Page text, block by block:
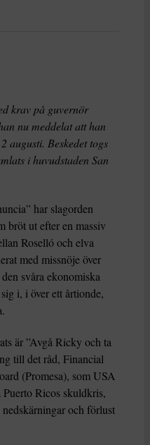
krav på guvernör
nu meddelat att han
augusti. Beskedet togs
i huvudstaden San
har slagorden
bröt ut efter en massiv
Roselló och elva
med missnöje över
svåra ekonomiska
i, i över ett årtionde,
är ”Avgå Ricky och ta
till det råd, Financial
(Promesa), som USA
Puerto Ricos skuldkris,
och förlust